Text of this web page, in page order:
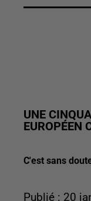
UNE
EUROPÉEN
C'est sans
Publié : 20